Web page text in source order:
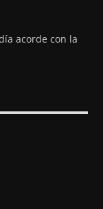
acorde con la